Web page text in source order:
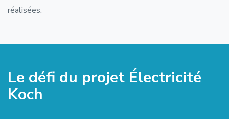
réalisées.
Le défi du projet Électricité
Koch